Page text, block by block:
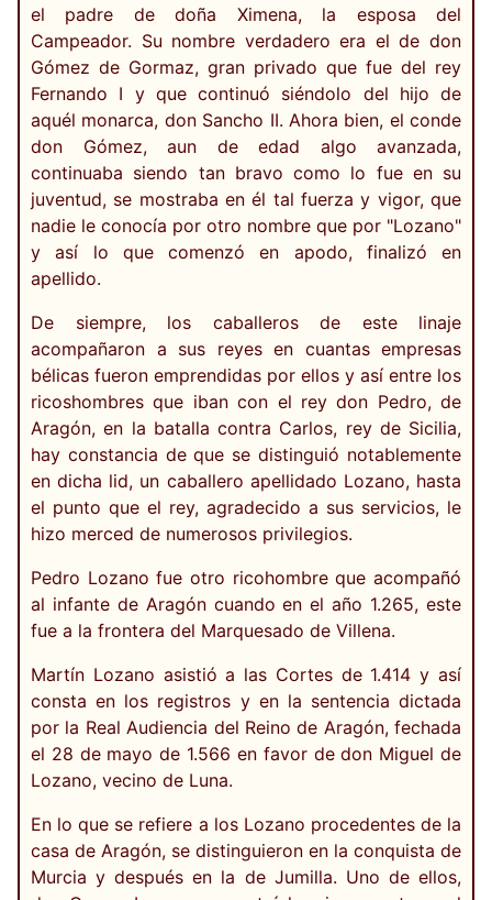
el padre de doña Ximena, la esposa del
Campeador. Su nombre verdadero era el de don
Gómez de Gormaz, gran privado que fue del rey
Fernando I y que continuó siéndolo del hijo de
aquél monarca, don Sancho II. Ahora bien, el conde
don Gómez, aun de edad algo avanzada,
continuaba siendo tan bravo como lo fue en su
juventud, se mostraba en él tal fuerza y vigor, que
nadie le conocía por otro nombre que por "Lozano"
y así lo que comenzó en apodo, finalizó en
apellido.
De siempre, los caballeros de este linaje
acompañaron a sus reyes en cuantas empresas
bélicas fueron emprendidas por ellos y así entre los
ricoshombres que iban con el rey don Pedro, de
Aragón, en la batalla contra Carlos, rey de Sicilia,
hay constancia de que se distinguió notablemente
en dicha lid, un caballero apellidado Lozano, hasta
el punto que el rey, agradecido a sus servicios, le
hizo merced de numerosos privilegios.
Pedro Lozano fue otro ricohombre que acompañó
al infante de Aragón cuando en el año 1.265, este
fue a la frontera del Marquesado de Villena.
Martín Lozano asistió a las Cortes de 1.414 y así
consta en los registros y en la sentencia dictada
por la Real Audiencia del Reino de Aragón, fechada
el 28 de mayo de 1.566 en favor de don Miguel de
Lozano, vecino de Luna.
En lo que se refiere a los Lozano procedentes de la
casa de Aragón, se distinguieron en la conquista de
Murcia y después en la de Jumilla. Uno de ellos,